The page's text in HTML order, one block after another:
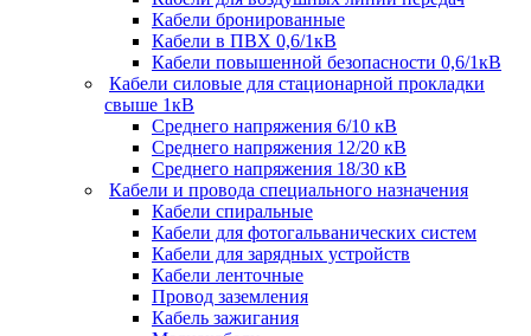
Кабели бронированные
Кабели в ПВХ 0,6/1кВ
Кабели повышенной безопасности 0,6/1кВ
Кабели силовые для стационарной прокладки
свыше 1кВ
Среднего напряжения 6/10 кВ
Среднего напряжения 12/20 кВ
Среднего напряжения 18/30 кВ
Кабели и провода специального назначения
Кабели спиральные
Кабели для фотогальванических систем
Кабели для зарядных устройств
Кабели ленточные
Провод заземления
Кабель зажигания